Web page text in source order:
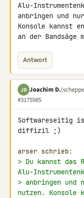
Alu-
anbringen und
Konsole kannst
an der Bandsäge
Antwort
JD Joachim D.
#3175985
Softwareseitig
diffizil ;)
arser schrieb:
> Du kannst das
Alu-
> anbringen und
nutzen. Konsole